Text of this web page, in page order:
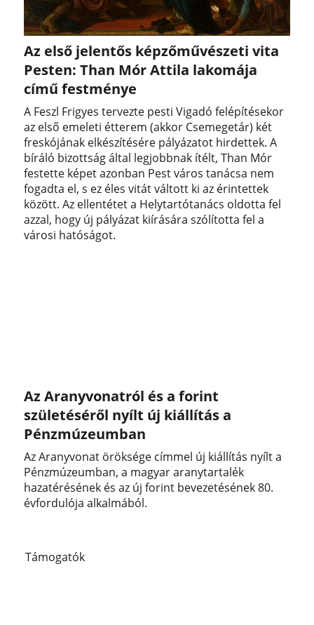
Az első jelentős képzőművészeti vita
Pesten: Than Mór Attila lakomája
című festménye
A Feszl Frigyes tervezte pesti Vigadó felépítésekor
az első emeleti étterem (akkor Csemegetár) két
freskójának elkészítésére pályázatot hirdettek. A
bíráló bizottság által legjobbnak ítélt, Than Mór
festette képet azonban Pest város tanácsa nem
fogadta el, s ez éles vitát váltott ki az érintettek
között. Az ellentétet a Helytartótanács oldotta fel
azzal, hogy új pályázat kiírására szólította fel a
városi hatóságot.
Az Aranyvonatról és a forint
születéséről nyílt új kiállítás a
Pénzmúzeumban
Az Aranyvonat öröksége címmel új kiállítás nyílt a
Pénzmúzeumban, a magyar aranytartalék
hazatérésének és az új forint bevezetésének 80.
évfordulója alkalmából.
Támogatók